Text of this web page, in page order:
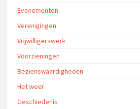
Evenementen
Verenigingen
Vrijwilligerswerk
Voorzieningen
Bezienswaardigheden
Het weer
Geschiedenis